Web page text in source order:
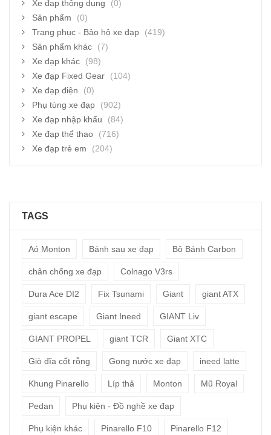
Xe đạp thông dụng
(0)
Sản phẩm
(0)
Trang phục - Bảo hộ xe đạp
(419)
Sản phẩm khác
(7)
Xe đạp khác
(98)
Xe đạp Fixed Gear
(104)
Xe đạp điện
(0)
Phụ tùng xe đạp
(902)
Xe đạp nhập khẩu
(84)
Xe đạp thể thao
(716)
Xe đạp trẻ em
(204)
TAGS
Aó Monton Bánh sau xe đạp Bộ Bánh Carbon
chân chống xe đạp Colnago V3rs
Dura Ace DI2 Fix Tsunami Giant giant ATX
giant escape Giant Ineed GIANT Liv
GIANT PROPEL giant TCR Giant XTC
Giò đĩa cốt rỗng Gọng nước xe đạp ineed latte
Khung Pinarello Líp thả Monton Mũ Royal
Pedan Phụ kiện - Đồ nghề xe đạp
Phụ kiện khác Pinarello F10 Pinarello F12